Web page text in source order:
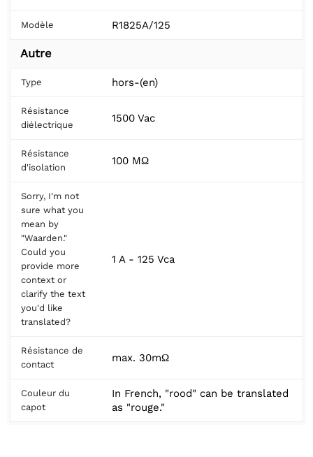
Modèle R1825A/125
Autre
Type hors-(en)
Résistance
diélectrique
1500 Vac
Résistance
d'isolation
100 MΩ
Sorry, I'm not
sure what you
mean by
"Waarden."
Could you
provide more
context or
clarify the text
you'd like
translated?
1 A - 125 Vca
Résistance de
contact
max. 30mΩ
Couleur du
capot
In French, "rood" can be translated
as "rouge."